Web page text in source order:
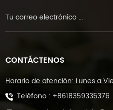
CONTÁCTENOS
Horario de atención: Lunes a
Teléfono : +8618359335376